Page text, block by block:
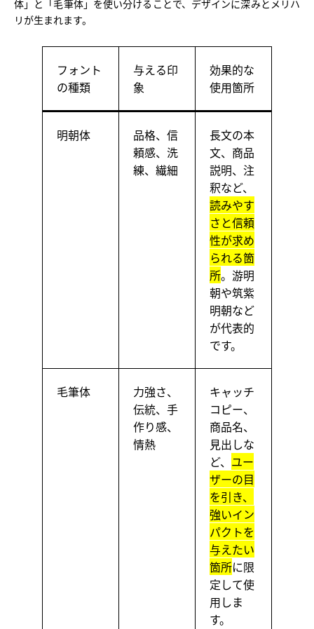
体」と「毛筆体」を使い分けることで、デザインに深みとメリハ
リが生まれます。
フォント
の種類
与える印
象
効果的な
使用箇所
明朝体
品格、信
頼感、洗
練、繊細
長文の本
文、商品
説明、注
釈など、
読みやす
さと信頼
性が求め
られる箇
所。游明
朝や筑紫
明朝など
が代表的
です。
毛筆体
力強さ、
伝統、手
作り感、
情熱
キャッチ
コピー、
商品名、
見出しな
ど、 ユー
ザーの目
を引き、
強いイン
パクトを
与えたい
箇所に限
定して使
用しま
す。